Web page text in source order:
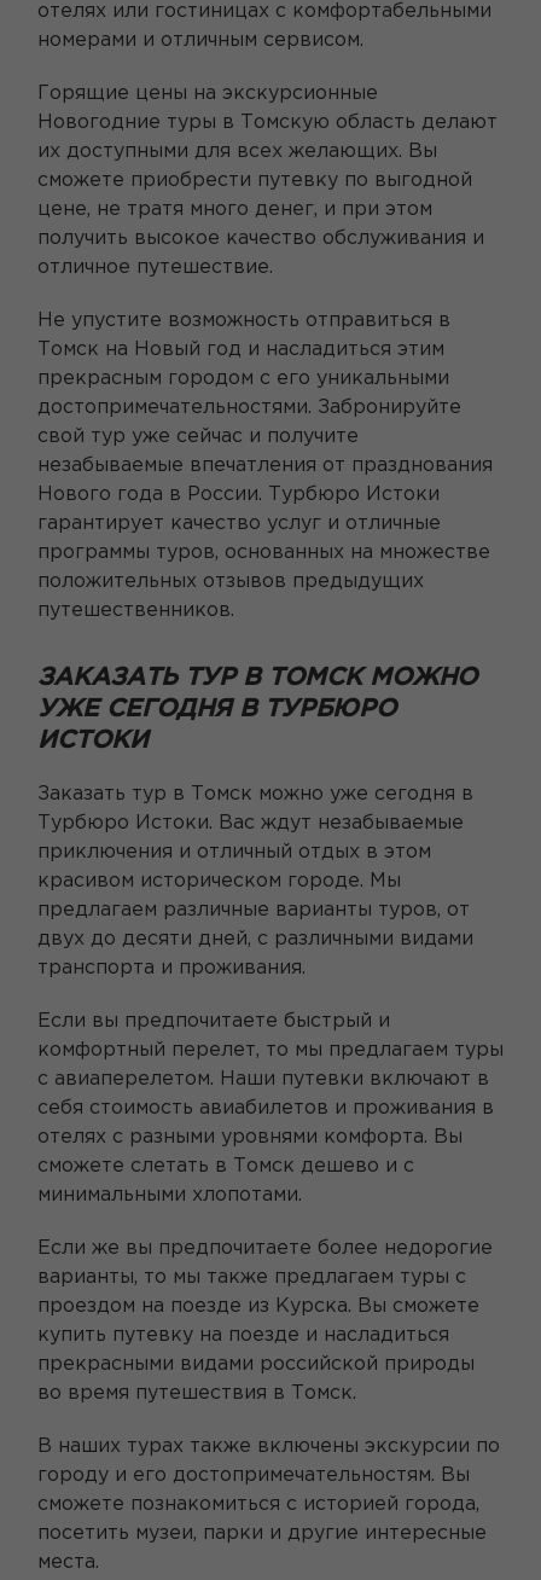
отелях или гостиницах с комфортабельными
номерами и отличным сервисом.
Горящие цены на экскурсионные
Новогодние туры в Томскую область делают
их доступными для всех желающих. Вы
сможете приобрести путевку по выгодной
цене, не тратя много денег, и при этом
получить высокое качество обслуживания и
отличное путешествие.
Не упустите возможность отправиться в
Томск на Новый год и насладиться этим
прекрасным городом с его уникальными
достопримечательностями. Забронируйте
свой тур уже сейчас и получите
незабываемые впечатления от празднования
Нового года в России. Турбюро Истоки
гарантирует качество услуг и отличные
программы туров, основанных на множестве
положительных отзывов предыдущих
путешественников.
ЗАКАЗАТЬ ТУР В ТОМСК МОЖНО
УЖЕ СЕГОДНЯ В ТУРБЮРО
ИСТОКИ
Заказать тур в Томск можно уже сегодня в
Турбюро Истоки. Вас ждут незабываемые
приключения и отличный отдых в этом
красивом историческом городе. Мы
предлагаем различные варианты туров, от
двух до десяти дней, с различными видами
транспорта и проживания.
Если вы предпочитаете быстрый и
комфортный перелет, то мы предлагаем туры
с авиаперелетом. Наши путевки включают в
себя стоимость авиабилетов и проживания в
отелях с разными уровнями комфорта. Вы
сможете слетать в Томск дешево и с
минимальными хлопотами.
Если же вы предпочитаете более недорогие
варианты, то мы также предлагаем туры с
проездом на поезде из Курска. Вы сможете
купить путевку на поезде и насладиться
прекрасными видами российской природы
во время путешествия в Томск.
В наших турах также включены экскурсии по
городу и его достопримечательностям. Вы
сможете познакомиться с историей города,
посетить музеи, парки и другие интересные
места.